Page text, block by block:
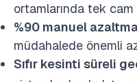
ortamlarında tek
%90 manuel
müdahalede önemli
Sıfır kesinti süreli